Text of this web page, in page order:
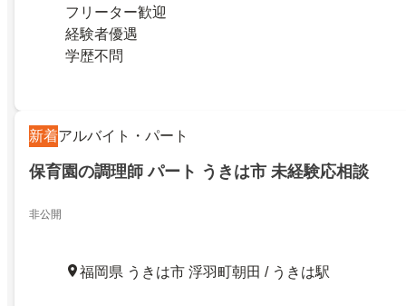
フリーター歓迎
経験者優遇
学歴不問
新着アルバイト・パート
保育園の調理師 パート うきは市 未経験応相談
非公開
福岡県 うきは市 浮羽町朝田 / うきは駅